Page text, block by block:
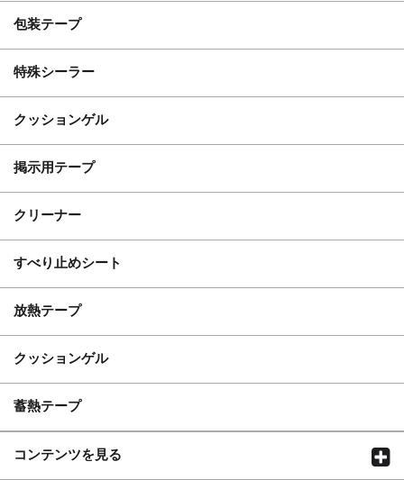
包装テープ
特殊シーラー
クッションゲル
掲示用テープ
クリーナー
すべり止めシート
放熱テープ
クッションゲル
蓄熱テープ
コンテンツを見る